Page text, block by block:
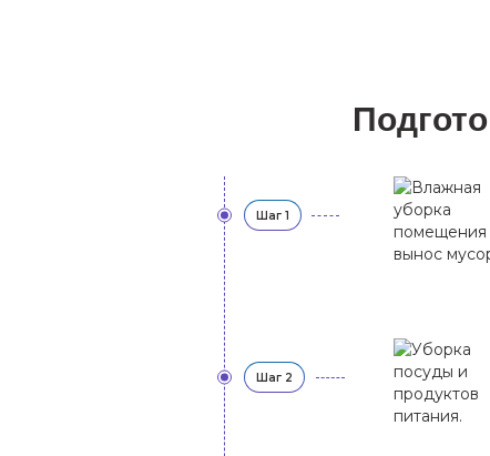
Шаг 1
Шаг 2